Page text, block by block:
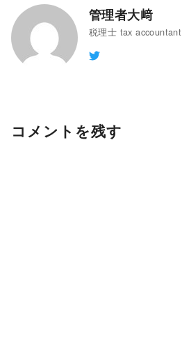
管理者大﨑
税理士 tax accountant
コメントを残す